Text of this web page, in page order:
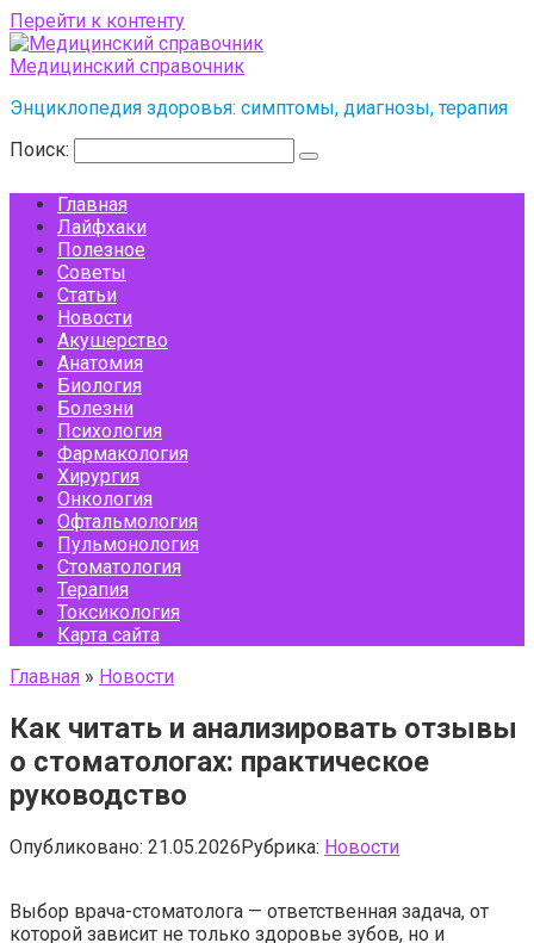
Перейти к контенту
Медицинский справочник
Энциклопедия здоровья: симптомы, диагнозы, терапия
Поиск:
Главная
Лайфхаки
Полезное
Советы
Статьи
Новости
Акушерство
Анатомия
Биология
Болезни
Психология
Фармакология
Хирургия
Онкология
Офтальмология
Пульмонология
Стоматология
Терапия
Токсикология
Карта сайта
Главная » Новости
Как читать и анализировать отзывы
о стоматологах: практическое
руководство
Опубликовано: 21.05.2026Рубрика: Новости
Выбор врача-стоматолога — ответственная задача, от
которой зависит не только здоровье зубов, но и